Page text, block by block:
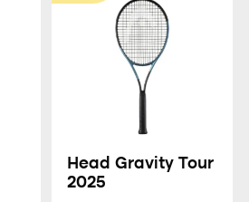
Head Gravity Tour
2025